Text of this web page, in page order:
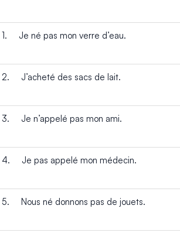
1. Je né pas mon verre d’eau.
2. J’acheté des sacs de lait.
3. Je n’appelé pas mon ami.
4. Je pas appelé mon médecin.
5. Nous né donnons pas de jouets.